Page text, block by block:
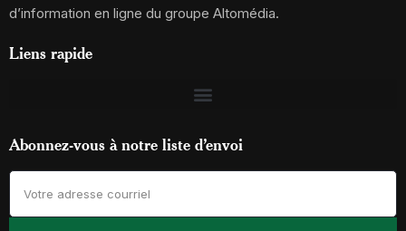
d’information en ligne du groupe Altomédia.
Liens rapide
Abonnez-vous à notre liste d’envoi